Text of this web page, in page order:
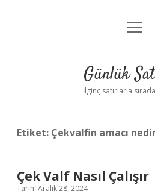
Anasayfa
Yasal
Günlük
İlginç satırlarla
Etiket: Çekvalfin amacı
Çek Valf Nasıl Çalışır
Tarih: Aralık 28, 2024